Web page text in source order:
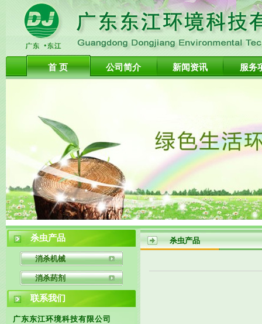
首 页 公司简介 新闻资讯 服务
杀虫产品
消杀机械
消杀药剂
联系我们
广东东江环境科技有限公司
杀虫产品